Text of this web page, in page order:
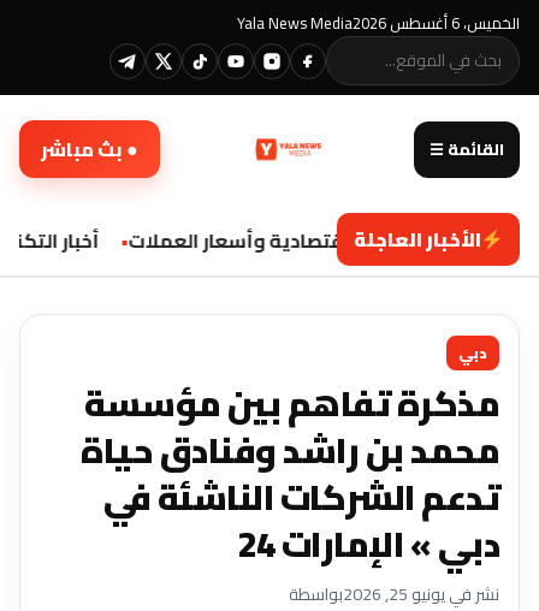
الخميس، 6 أغسطس 2026 Yala News Media
القائمة ☰ ● بث مباشر
الأخبار العاجلة
تحديثات اقتصادية وأسعار العملات أخبار
دبي
مذكرة تفاهم بين مؤسسة
محمد بن راشد وفنادق حياة
تدعم الشركات الناشئة في
دبي » الإمارات 24
نشر في يونيو 25, 2026 بواسطة